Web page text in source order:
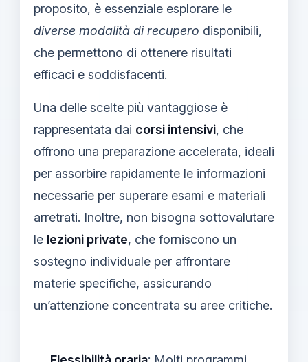
proposito, è essenziale esplorare le
diverse modalità di recupero disponibili,
che permettono di ottenere risultati
efficaci e soddisfacenti.
Una delle scelte più vantaggiose è
rappresentata dai corsi intensivi, che
offrono una preparazione accelerata, ideali
per assorbire rapidamente le informazioni
necessarie per superare esami e materiali
arretrati. Inoltre, non bisogna sottovalutare
le lezioni private, che forniscono un
sostegno individuale per affrontare
materie specifiche, assicurando
un’attenzione concentrata su aree critiche.